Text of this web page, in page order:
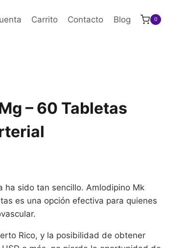
Carrito Contacto Blog 0
– 60 Tabletas
ha sido tan sencillo. Amlodipino Mk
es una opción efectiva para quienes
Rico, y la posibilidad de obtener